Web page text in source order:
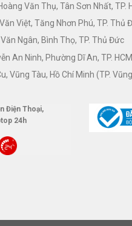
Văn Thụ, Tân Sơn Nhất, TP.
Việt, Tăng Nhơn Phú, TP. Thủ
Ngân, Bình Thọ, TP. Thủ Đức
An Ninh, Phường Dĩ An, TP. HCM
Vũng Tàu, Hồ Chí Minh (TP.
Điện Thoại,
24h